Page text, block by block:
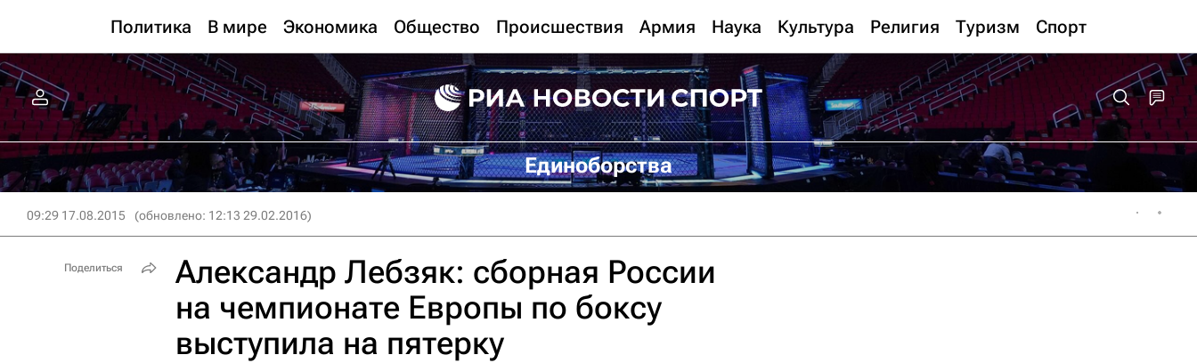
Политика В мире Экономика Общество Происшествия Армия Наука Культура Религия Туризм Спорт
Единоборства
09:29 17.08.2015 (обновлено: 12:13 29.02.2016)
Александр Лебзяк: сборная России
на чемпионате Европы по боксу
выступила на пятерку
Поделиться